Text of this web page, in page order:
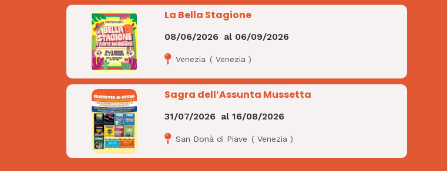
La Bella Stagione
08/06/2026 al 06/09/2026
Venezia (Venezia )
Sagra dell’Assunta Mussetta
31/07/2026 al16/08/2026
San Donà di Piave (Venezia )